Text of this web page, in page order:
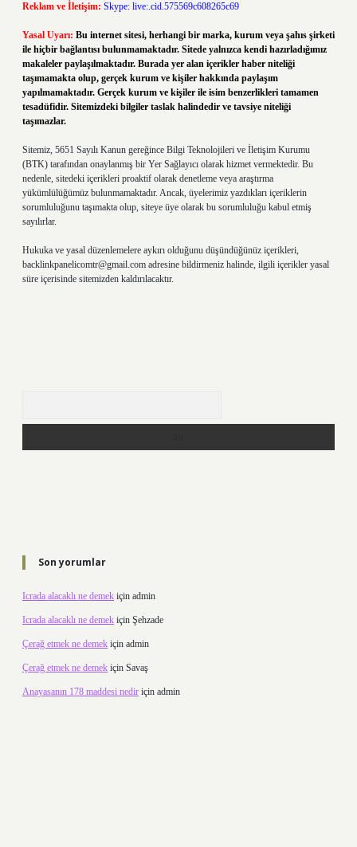
Reklam ve İletişim: Skype: live:.cid.575569c608265c69
Yasal Uyarı: Bu internet sitesi, herhangi bir marka, kurum veya şahıs şirketi
ile hiçbir bağlantısı bulunmamaktadır. Sitede yalnızca kendi hazırladığımız
makaleler paylaşılmaktadır. Burada yer alan içerikler haber niteliği
taşımamakta olup, gerçek kurum ve kişiler hakkında paylaşım
yapılmamaktadır. Gerçek kurum ve kişiler ile isim benzerlikleri tamamen
tesadüfidir. Sitemizdeki bilgiler taslak halindedir ve tavsiye niteliği
taşımazlar.
Sitemiz, 5651 Sayılı Kanun gereğince Bilgi Teknolojileri ve İletişim Kurumu
(BTK) tarafından onaylanmış bir Yer Sağlayıcı olarak hizmet vermektedir. Bu
nedenle, sitedeki içerikleri proaktif olarak denetleme veya araştırma
yükümlülüğümüz bulunmamaktadır. Ancak, üyelerimiz yazdıkları içeriklerin
sorumluluğunu taşımakta olup, siteye üye olarak bu sorumluluğu kabul etmiş
sayılırlar.
Hukuka ve yasal düzenlemelere aykırı olduğunu düşündüğünüz içerikleri,
backlinkpanelicomtr@gmail.com adresine bildirmeniz halinde, ilgili içerikler yasal
süre içerisinde sitemizden kaldırılacaktır.
Son yorumlar
Icrada alacaklı ne demek için admin
Icrada alacaklı ne demek için Şehzade
Çerağ etmek ne demek için admin
Çerağ etmek ne demek için Savaş
Anayasanın 178 maddesi nedir için admin